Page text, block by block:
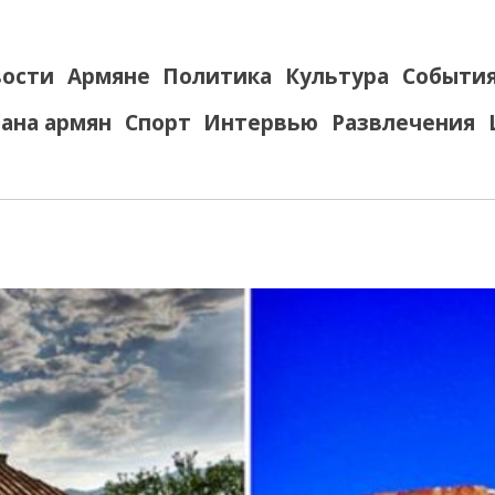
Армяне Политика Культура
армян Спорт Интервью Развлечения